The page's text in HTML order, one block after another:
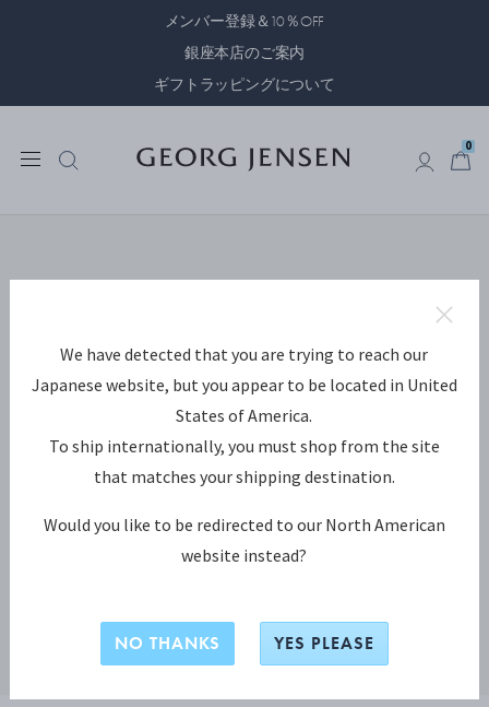
メンバー登録＆10％OFF
銀座本店のご案内
ギフトラッピングについて
0
We have detected that you are trying to reach our
Japanese website, but you appear to be located in United
States of America.
To ship internationally, you must shop from the site
that matches your shipping destination.
Would you like to be redirected to our North American
website instead?
NO THANKS YES PLEASE